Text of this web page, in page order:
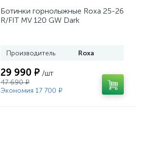
Ботинки горнолыжные Roxa 25-26
R/FIT MV 120 GW Dark
Производитель Roxa
29 990 ₽ /шт
47 690 ₽
Экономия 17 700 ₽